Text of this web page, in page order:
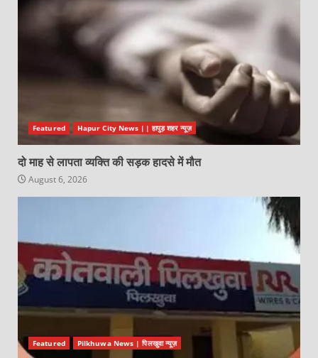
Featured Hapur City News || हापुड़ शहर न्यूज़
दो माह से लापता व्यक्ति की सड़क हादसे में मौत
August 6, 2026
Featured Pilkhuwa News | पिलखुवा न्यूज़